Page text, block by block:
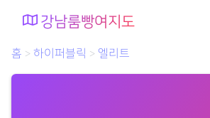
강남룸빵여지도
홈 > 하이퍼블릭 > 엘리트